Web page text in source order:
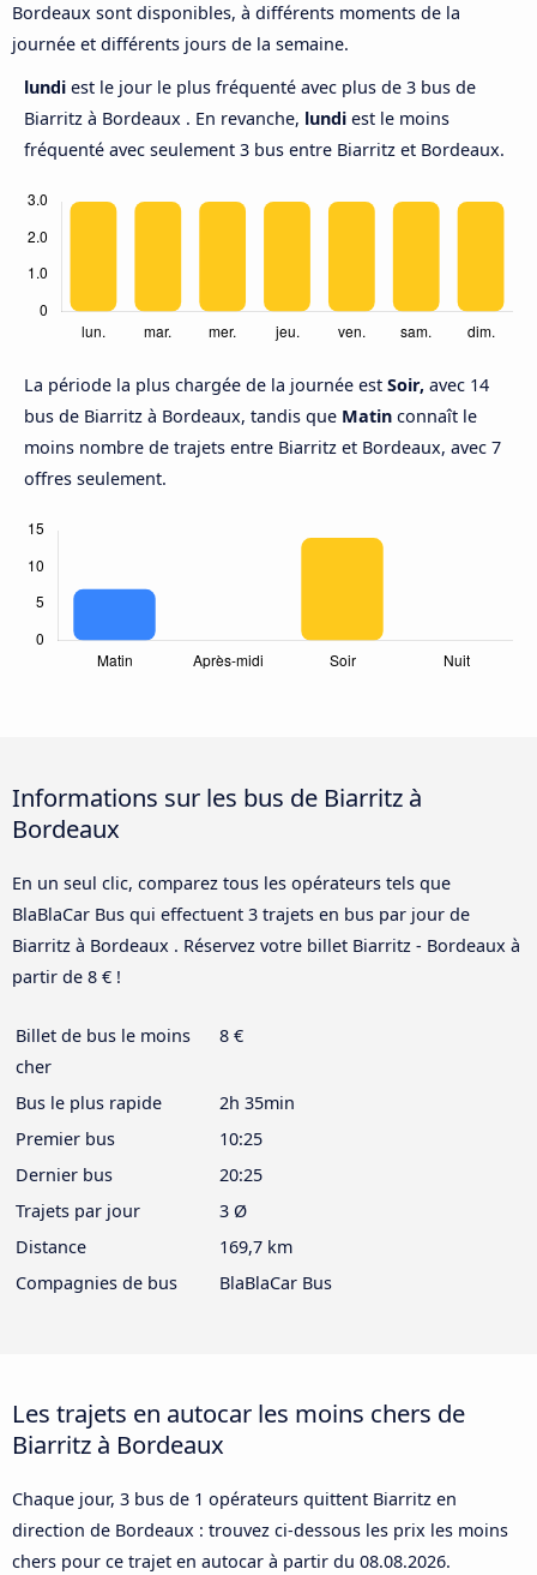
Bordeaux sont disponibles, à différents moments de la
journée et différents jours de la semaine.
lundi est le jour le plus fréquenté avec plus de 3 bus de
Biarritz à Bordeaux . En revanche, lundi est le moins
fréquenté avec seulement 3 bus entre Biarritz et Bordeaux.
La période la plus chargée de la journée est Soir, avec 14
bus de Biarritz à Bordeaux, tandis que Matin connaît le
moins nombre de trajets entre Biarritz et Bordeaux, avec 7
offres seulement.
Informations sur les bus de Biarritz à
Bordeaux
En un seul clic, comparez tous les opérateurs tels que
BlaBlaCar Bus qui effectuent 3 trajets en bus par jour de
Biarritz à Bordeaux . Réservez votre billet Biarritz - Bordeaux à
partir de 8 € !
Billet de bus le moins
cher
8 €
Bus le plus rapide
2h 35min
Premier bus
10:25
Dernier bus
20:25
Trajets par jour
3 Ø
Distance
169,7 km
Compagnies de bus
BlaBlaCar Bus
Les trajets en autocar les moins chers de
Biarritz à Bordeaux
Chaque jour, 3 bus de 1 opérateurs quittent Biarritz en
direction de Bordeaux : trouvez ci-dessous les prix les moins
chers pour ce trajet en autocar à partir du 08.08.2026.